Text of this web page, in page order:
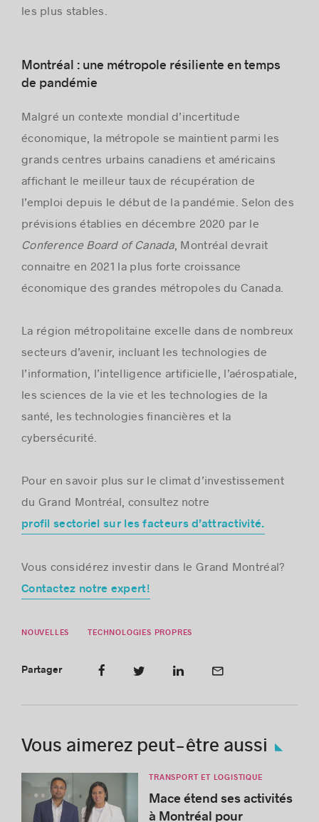
les plus stables.
Montréal : une métropole résiliente en temps
de pandémie
Malgré un contexte mondial d’incertitude
économique, la métropole se maintient parmi les
grands centres urbains canadiens et américains
affichant le meilleur taux de récupération de
l’emploi depuis le début de la pandémie. Selon des
prévisions établies en décembre 2020 par le
Conference Board of Canada, Montréal devrait
connaitre en 2021 la plus forte croissance
économique des grandes métropoles du Canada.
La région métropolitaine excelle dans de nombreux
secteurs d’avenir, incluant les technologies de
l’information, l’intelligence artificielle, l’aérospatiale,
les sciences de la vie et les technologies de la
santé, les technologies financières et la
cybersécurité.
Pour en savoir plus sur le climat d’investissement
du Grand Montréal, consultez notre
profil sectoriel sur les facteurs d’attractivité.
Vous considérez investir dans le Grand Montréal?
Contactez notre expert!
NOUVELLES TECHNOLOGIES PROPRES
Partager
Vous aimerez peut-être aussi
TRANSPORT ET LOGISTIQUE
Mace étend ses activités
à Montréal pour